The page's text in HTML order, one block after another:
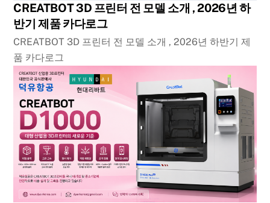
CREATBOT 3D 프린터 전 모델 소개 , 2026년 하
반기 제품 카다로그
CREATBOT 3D 프린터 전 모델 소개 , 2026년 하반기 제
품 카다로그